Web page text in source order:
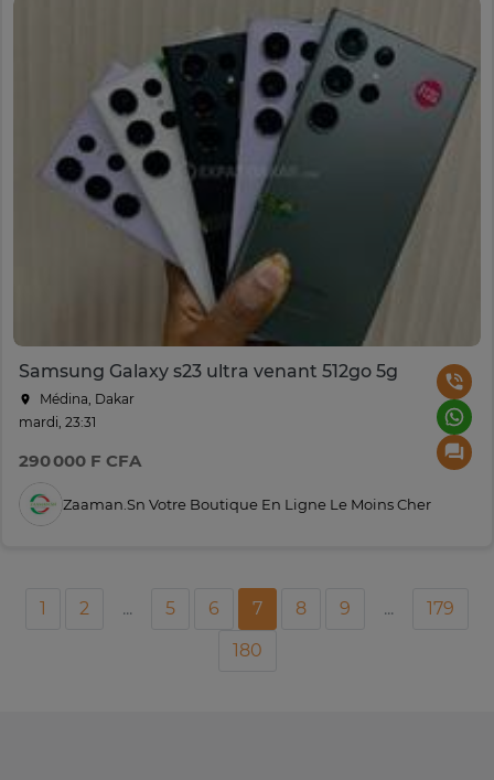
Samsung Galaxy s23 ultra venant 512go 5g
Médina, Dakar
mardi, 23:31
290 000 F CFA
Zaaman.sn Votre Boutique En Ligne Le Moins Cher
1 2 ... 5 6 7 8 9 ...
179
180